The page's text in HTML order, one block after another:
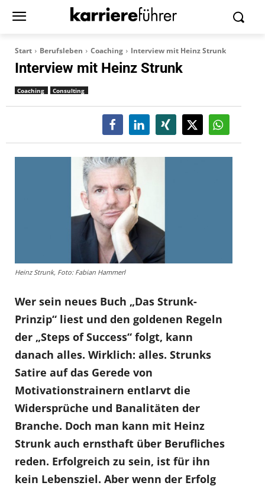
Start Berufsleben Coaching Interview mit Heinz Strunk
Interview mit Heinz Strunk
Coaching Consulting
Heinz Strunk, Foto: Fabian Hammerl
Wer sein neues Buch „Das Strunk-
Prinzip“ liest und den goldenen Regeln
der „Steps of Success“ folgt, kann
danach alles. Wirklich: alles. Strunks
Satire auf das Gerede von
Motivationstrainern entlarvt die
Widersprüche und Banalitäten der
Branche. Doch man kann mit Heinz
Strunk auch ernsthaft über Berufliches
reden. Erfolgreich zu sein, ist für ihn
kein Lebensziel. Aber wenn der Erfolg